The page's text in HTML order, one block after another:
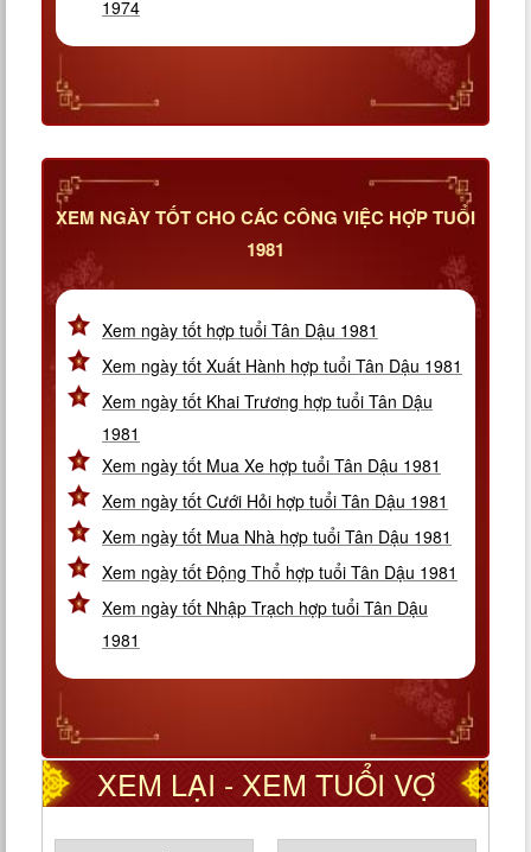
1974
XEM NGÀY TỐT CHO CÁC CÔNG VIỆC HỢP TUỔI
1981
Xem ngày tốt hợp tuổi Tân Dậu 1981
Xem ngày tốt Xuất Hành hợp tuổi Tân Dậu 1981
Xem ngày tốt Khai Trương hợp tuổi Tân Dậu
1981
Xem ngày tốt Mua Xe hợp tuổi Tân Dậu 1981
Xem ngày tốt Cưới Hỏi hợp tuổi Tân Dậu 1981
Xem ngày tốt Mua Nhà hợp tuổi Tân Dậu 1981
Xem ngày tốt Động Thổ hợp tuổi Tân Dậu 1981
Xem ngày tốt Nhập Trạch hợp tuổi Tân Dậu
1981
XEM LẠI - XEM TUỔI VỢ
CHỒNG THEO CUNG PHI